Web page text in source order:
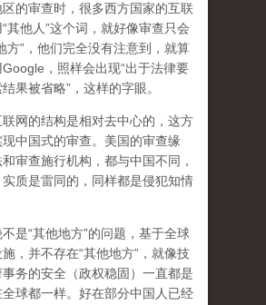
的审查时，很多西方国家的互联
其他人”这个词，就好像审查只会
方”，他们完全没有注意到， 就算
，照样会出现“出于法律要
果被省略”，这样的字眼。
网的结构是相对去中心的，这方
中国式的审查。美国的审查缘
审查施行机构，都与中国不同，
实质是雷同的，同样都是侵犯知情
是“其他地方”的问题，基于全球
，并不存在“其他地方”，就像技
务的安全（政权稳固）一直都是
球都一样。好在部分中国人已经